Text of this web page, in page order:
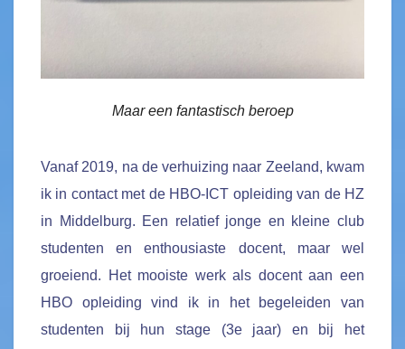
Maar een fantastisch beroep
Vanaf 2019, na de verhuizing naar Zeeland, kwam
ik in contact met de HBO-ICT opleiding van de HZ
in Middelburg. Een relatief jonge en kleine club
studenten en enthousiaste docent, maar wel
groeiend. Het mooiste werk als docent aan een
HBO opleiding vind ik in het begeleiden van
studenten bij hun stage (3e jaar) en bij het